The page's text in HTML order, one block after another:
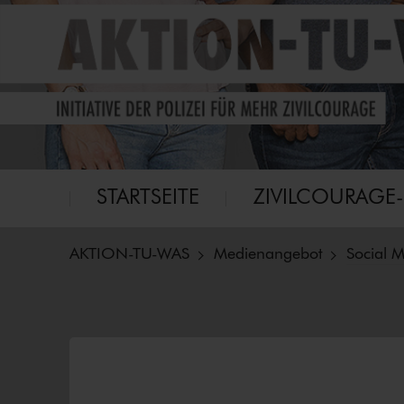
Aktion-tu-was
Eine Initiative für mehr Zivilcourage
Hauptmenü
STARTSEITE ZI­VIL­COU­RA­GE-
AKTION-TU-WAS Medienangebot Social